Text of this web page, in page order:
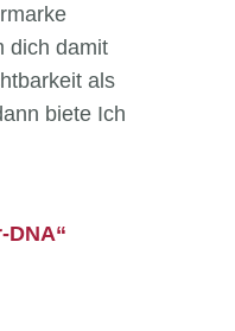
dich damit
als
biete Ich
DNA“